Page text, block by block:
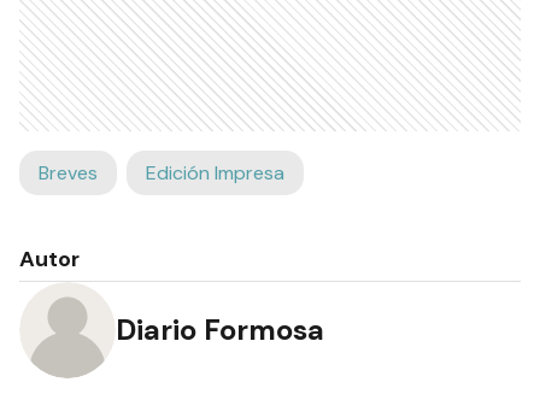
Breves Edición Impresa
Autor
Diario Formosa